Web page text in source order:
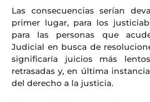
Las consecuencias serían
primer lugar, para los
para las personas que
Judicial en busca de
significaría juicios más
retrasadas y, en última
del derecho a la justicia.